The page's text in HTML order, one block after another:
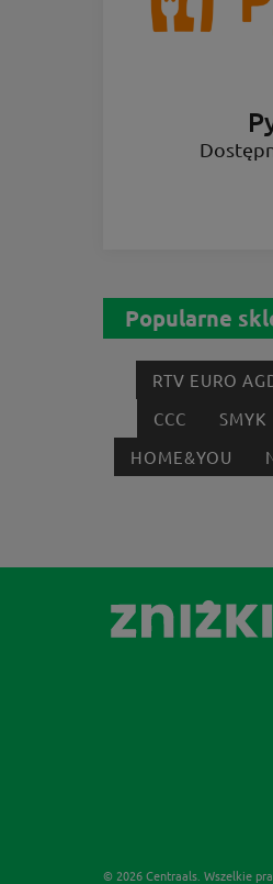
Popularne
RTV EURO
CCC
SMYK
HOME&YOU
© 2026 Centraals. Wszelkie